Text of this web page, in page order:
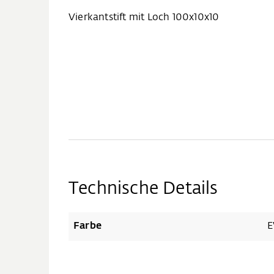
Vierkantstift mit Loch 100x10x10
Technische Details
Farbe